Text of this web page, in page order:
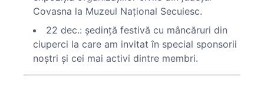
Covasna la Muzeul Naţional Secuiesc.
22 dec.: şedinţă festivă cu mâncăruri din
ciuperci la care am invitat în special sponsorii
noştri şi cei mai activi dintre membri.